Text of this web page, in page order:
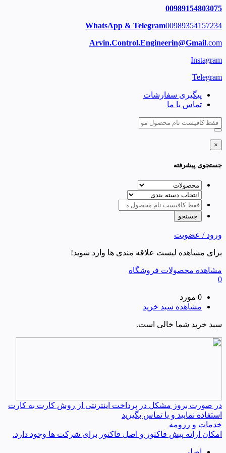
00989154803075
WhatsApp & Telegram00989354157234
Arvin.Control.Engineerin@Gmail.com
Instagram
Telegram
پیگیری سفارشات
تماس با ما
×
جستجوی پیشرفته
ورود / عضویت
برای مشاهده لیست علاقه مندی ها وارد شوید!
مشاهده محصولات فروشگاه
0
0 مورد
مشاهده سبد خرید
سبد خرید شما خالی است.
در صورت بروز مشکل در پرداخت اینترنتی از روش کارت به کارت
استفاده نمایید و یا تماس بگیرید
خدمات و رزومه
امکان ارائه پیش فاکتور و اصل فاکتور برای شرکت ها وجود دارد.